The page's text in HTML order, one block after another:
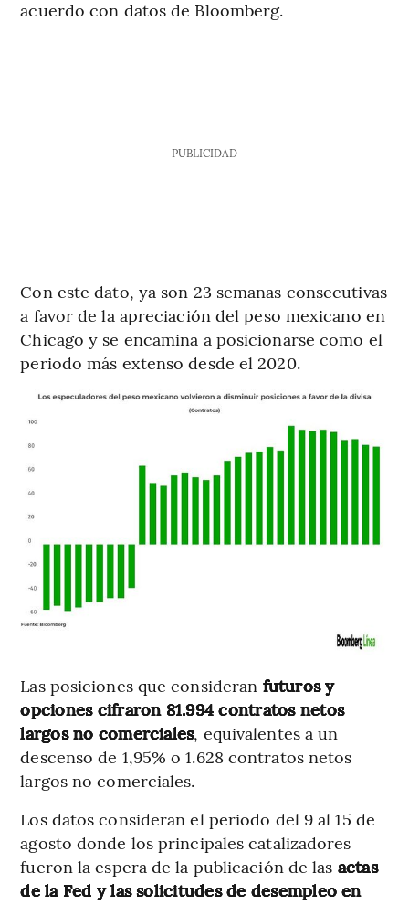
acuerdo con datos de Bloomberg.
PUBLICIDAD
Con este dato, ya son 23 semanas consecutivas
a favor de la apreciación del peso mexicano en
Chicago y se encamina a posicionarse como el
periodo más extenso desde el 2020.
Las posiciones que consideran futuros y
opciones cifraron 81.994 contratos netos
largos no comerciales, equivalentes a un
descenso de 1,95% o 1.628 contratos netos
largos no comerciales.
Los datos consideran el periodo del 9 al 15 de
agosto donde los principales catalizadores
fueron la espera de la publicación de las actas
de la Fed y las solicitudes de desempleo en